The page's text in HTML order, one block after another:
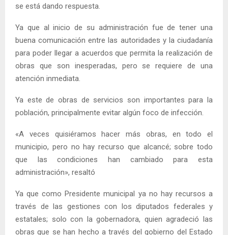
se está dando respuesta.
Ya que al inicio de su administración fue de tener una
buena comunicación entre las autoridades y la ciudadanía
para poder llegar a acuerdos que permita la realización de
obras que son inesperadas, pero se requiere de una
atención inmediata.
Ya este de obras de servicios son importantes para la
población, principalmente evitar algún foco de infección.
«A veces quisiéramos hacer más obras, en todo el
municipio, pero no hay recurso que alcancé; sobre todo
que las condiciones han cambiado para esta
administración», resaltó
Ya que como Presidente municipal ya no hay recursos a
través de las gestiones con los diputados federales y
estatales; solo con la gobernadora, quien agradeció las
obras que se han hecho a través del gobierno del Estado